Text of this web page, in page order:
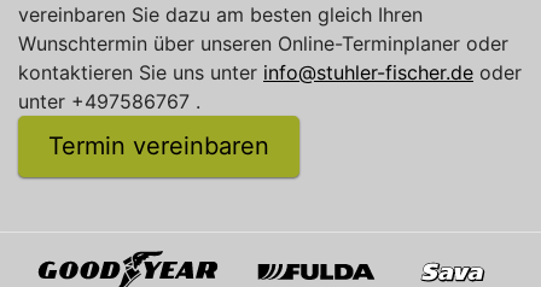
vereinbaren Sie dazu am besten gleich Ihren
Wunschtermin über unseren Online-Terminplaner oder
kontaktieren Sie uns unter info@stuhler-fischer.de oder
unter +497586767 .
Termin vereinbaren